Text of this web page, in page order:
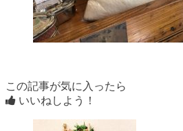
この記事が気に入ったら
いいねしよう！